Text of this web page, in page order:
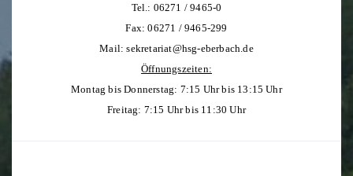
Tel.: 06271 / 9465-0
Fax: 06271 / 9465-299
Mail:sekretariat@hsg-eberbach.de
Öffnungszeiten:
Montag bis Donnerstag: 7:15 Uhr bis 13:15 Uhr
Freitag: 7:15 Uhr bis 11:30 Uhr